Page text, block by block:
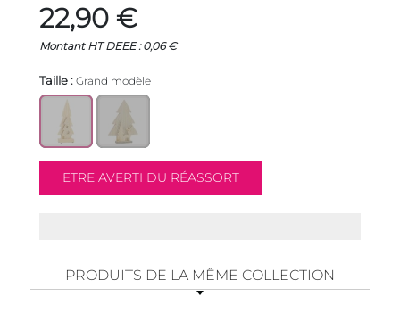
22,90 €
Montant HT DEEE : 0,06 €
Taille : Grand modèle
PRODUITS DE LA MÊME COLLECTION